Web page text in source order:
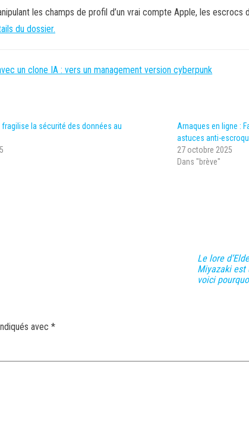
les champs de profil d’un vrai compte Apple, les
du dossier.
un clone IA : vers un management version cyberpunk
fragilise la sécurité des données au
Arnaques en ligne :
astuces anti-
27 octobre 2025
Dans "brève"
Le lore
Miyazaki est
voici
avec *